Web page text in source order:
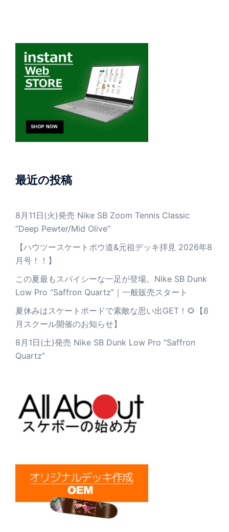
最近の投稿
8月11日(火)発売 Nike SB Zoom Tennis Classic
”Deep Pewter/Mid Olive”
【ハウツースケートボウ道&元祖デッキ拝見 2026年8
月号！！】
この夏最もスパイシーな一足が登場。Nike SB Dunk
Low Pro “Saffron Quartz”｜一般販売スタート
夏休みはスケートボードで素敵な思い出GET！🌻【8
月スクール開催のお知らせ】
8月1日(土)発売 Nike SB Dunk Low Pro “Saffron
Quartz”